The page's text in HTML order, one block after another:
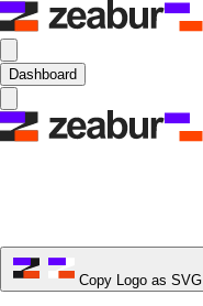
Dashboard
Copy Logo as SVG